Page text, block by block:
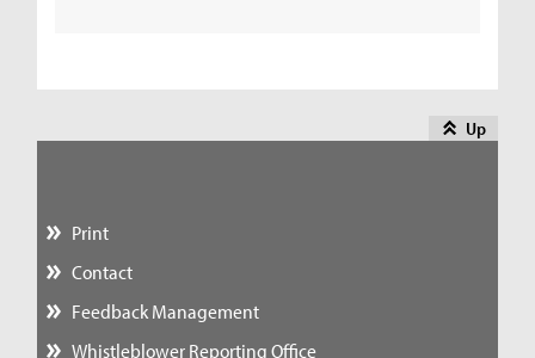
Up
Print
Contact
Feedback Management
Whistleblower Reporting Office